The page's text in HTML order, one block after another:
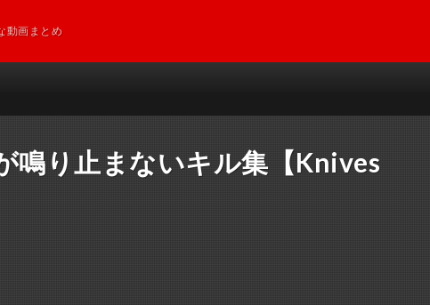
動画まとめ
鳴り止まないキル集【Knives